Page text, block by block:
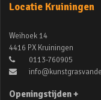
Locatie Kruiningen
Weihoek 14
4416 PX Kruiningen
0113-760905
Openingstijden +